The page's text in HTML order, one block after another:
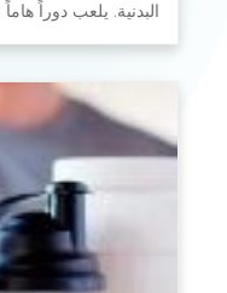
البدنية. يلعب دوراً